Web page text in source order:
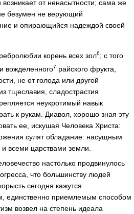
возникает от ненасытности; сама же
безумен не верующий
и опирающийся надеждой своей
корень всех зол6; с того
вожделенного7 райского фрукта,
не от голода или другой
тщеславия, сладострастия
неукротимый навык
к рукам. Диавол, хорошо зная эту
ее, искушая Человека Христа:
сулят обладание: насущным
всеми царствами земли.
настолько продвинулось
что большинству людей
сегодня кажутся
единственно приемлемым способом
возвел на степень идеала